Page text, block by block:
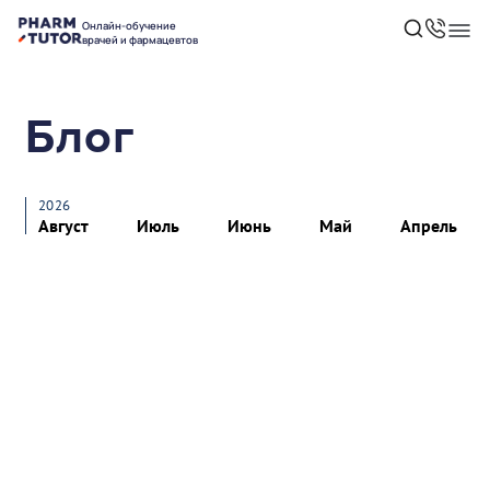
Онлайн-обучение
врачей и фармацевтов
Блог
2026
Август Июль Июнь Май Апрель